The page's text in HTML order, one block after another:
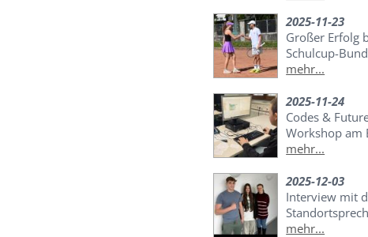
2025-11-23
Großer Erfolg
Schulcup-
mehr...
2025-11-24
Codes &
Workshop am
mehr...
2025-12-03
Interview mit
mehr...